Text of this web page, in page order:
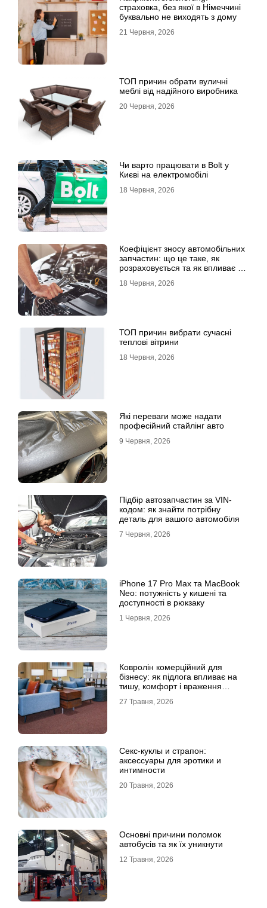
страховка, без якої в Німеччині
буквально не виходять з дому
21 Червня, 2026
ТОП причин обрати вуличні
меблі від надійного виробника
20 Червня, 2026
Чи варто працювати в Bolt у
Києві на електромобілі
18 Червня, 2026
Коефіцієнт зносу автомобільних
запчастин: що це таке, як
розраховується та як впливає на
18 Червня, 2026
ТОП причин вибрати сучасні
теплові вітрини
18 Червня, 2026
Які переваги може надати
професійний стайлінг авто
9 Червня, 2026
Підбір автозапчастин за VIN-
кодом: як знайти потрібну
деталь для вашого автомобіля
7 Червня, 2026
iPhone 17 Pro Max та MacBook
Neo: потужність у кишені та
доступності в рюкзаку
1 Червня, 2026
Ковролін комерційний для
бізнесу: як підлога впливає на
тишу, комфорт і враження
27 Травня, 2026
Секс-куклы и страпон:
аксессуары для эротики и
интимности
20 Травня, 2026
Основні причини поломок
автобусів та як їх уникнути
12 Травня, 2026